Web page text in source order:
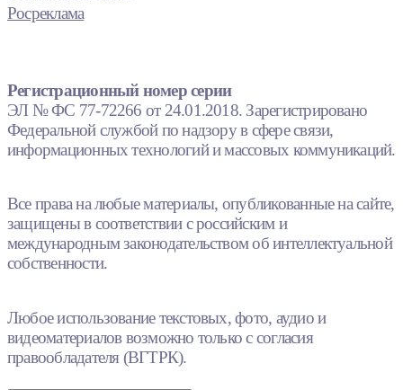
Росреклама
Регистрационный номер серии
ЭЛ № ФС 77-72266 от 24.01.2018. Зарегистрировано
Федеральной службой по надзору в сфере связи,
информационных технологий и массовых коммуникаций.
Все права на любые материалы, опубликованные на сайте,
защищены в соответствии с российским и
международным законодательством об интеллектуальной
собственности.
Любое использование текстовых, фото, аудио и
видеоматериалов возможно только с согласия
правообладателя (ВГТРК).